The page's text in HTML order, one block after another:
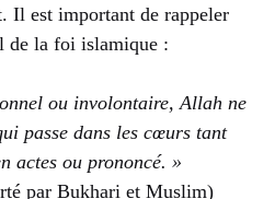
Il est important de rappeler
de la foi islamique :
ou involontaire, Allah ne
passe dans les cœurs tant
actes ou prononcé. »
par Bukhari et Muslim)